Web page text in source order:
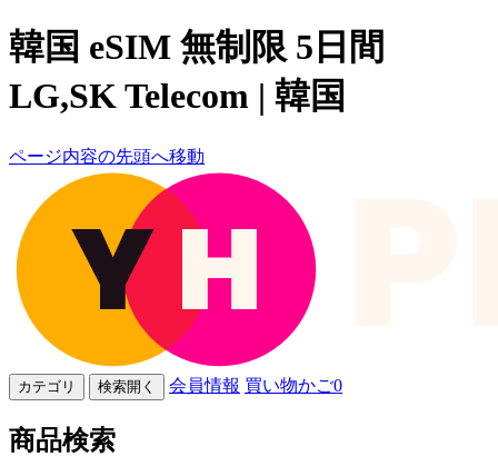
韓国 eSIM 無制限 5日間
LG,SK Telecom | 韓国
ページ内容の先頭へ移動
カテゴリ 検索開く 会員情報 買い物かご0
商品検索